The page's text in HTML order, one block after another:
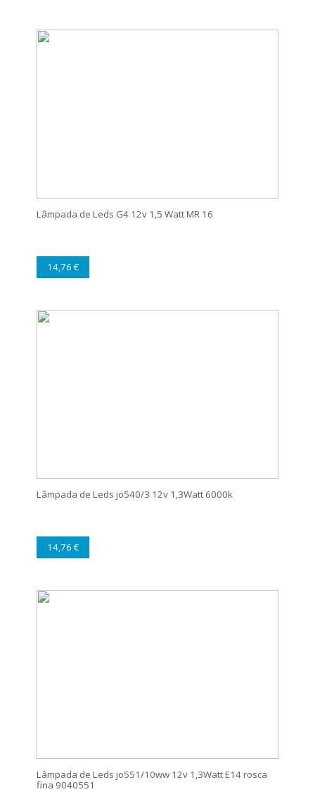
Lâmpada de Leds G4 12v 1,5 Watt MR 16
14,76 €
Lâmpada de Leds jo540/3 12v 1,3Watt 6000k
14,76 €
Lâmpada de Leds jo551/10ww 12v 1,3Watt E14 rosca
fina 9040551